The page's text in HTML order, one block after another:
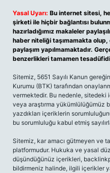
Yasal Uyarı: Bu internet sitesi,
şirketi ile hiçbir bağlantısı
hazırladığımız makaleler
haber niteliği taşımamakta
paylaşım yapılmamaktadır.
benzerlikleri tamamen
Sitemiz, 5651 Sayılı Kanun
Kurumu (BTK) tarafından
vermektedir. Bu nedenle,
veya araştırma yükümlülüğümüz
yazdıkları içeriklerin
bu sorumluluğu kabul etmiş
Sitemiz, kar amacı gütmeyen ve
platformudur. Hukuka ve yasal
düşündüğünüz içerikleri,
bildirmeniz halinde, ilgili içerikler